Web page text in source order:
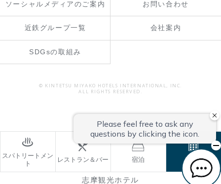
ソーシャルメディアのご案内 お問い合わせ
近鉄グループ一覧 会社案内
SDGsの取組み
© KINTETSU MIYAKO HOTELS INTERNATIONAL, INC.
ALL RIGHTS RESERVED.
スパトリートメン
ト
レストラン＆バー 宿泊 ご予約
志摩観光ホテル